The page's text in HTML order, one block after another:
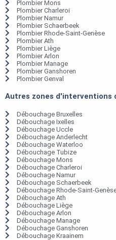
Plombier Mons
Plombier Charleroi
Plombier Namur
Plombier Schaerbeek
Plombier Rhode-Saint-Genèse
Plombier Ath
Plombier Liège
Plombier Arlon
Plombier Manage
Plombier Ganshoren
Plombier Genval
Autres zones d'interventions
Débouchage Bruxelles
Débouchage Ixelles
Débouchage Uccle
Débouchage Anderlecht
Débouchage Waterloo
Débouchage Tubize
Débouchage Mons
Débouchage Charleroi
Débouchage Namur
Débouchage Schaerbeek
Débouchage Rhode-Saint-
Débouchage Ath
Débouchage Liège
Débouchage Arlon
Débouchage Manage
Débouchage Ganshoren
Débouchage Kraainem